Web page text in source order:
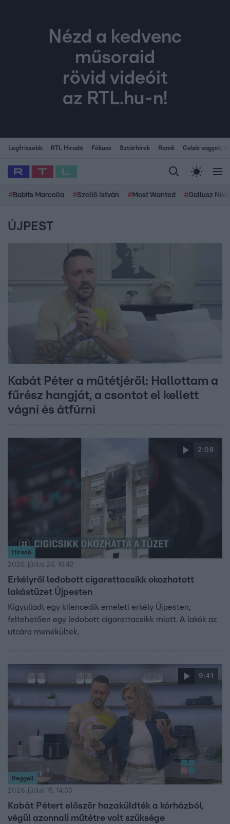
Nézd a kedvenc
műsoraid
rövid videóit
az RTL.hu-n!
Legfrissebb RTL Híradó Fókusz Sztárhírek Randi Celeb vagyok,
# Babits Marcella #Szellő István # Most Wanted #Gallusz
ÚJPEST
Kabát Péter a műtétjéről: Hallottam a
fűrész hangját, a csontot el kellett
vágni és átfúrni
2:08
Híradó
2026. július 24. 16:42
Erkélyről ledobott cigarettacsikk okozhatott
lakástüzet Újpesten
Kigyulladt egy kilencedik emeleti erkély Újpesten,
feltehetően egy ledobott cigarettacsikk miatt. A lakók az
utcára menekültek.
9:41
Reggeli
2026. július 15. 14:30
Kabát Pétert először hazaküldték a kórházból,
végül azonnali műtétre volt szüksége